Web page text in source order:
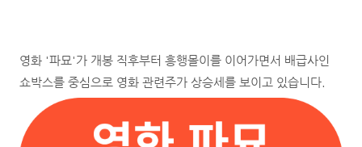
영화 '파묘'가 개봉 직후부터 흥행몰이를 이어가면서 배급사인
쇼박스를 중심으로 영화 관련주가 상승세를 보이고 있습니다.